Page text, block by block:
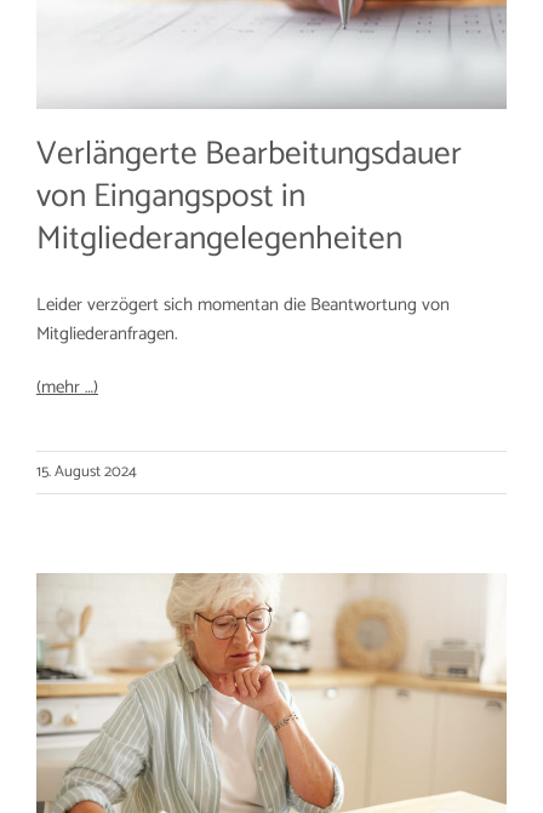
Verlängerte Bearbeitungsdauer
von Eingangspost in
Mitgliederangelegenheiten
Leider verzögert sich momentan die Beantwortung von
Mitgliederanfragen.
(mehr …)
15. August 2024